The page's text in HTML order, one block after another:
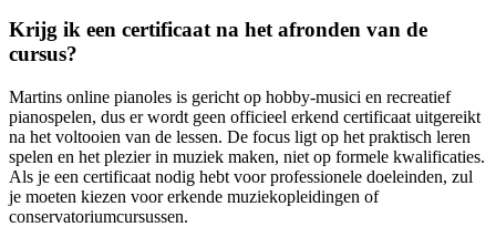
Krijg ik een certificaat na het afronden van de
cursus?
Martins online pianoles is gericht op hobby-musici en recreatief
pianospelen, dus er wordt geen officieel erkend certificaat uitgereikt
na het voltooien van de lessen. De focus ligt op het praktisch leren
spelen en het plezier in muziek maken, niet op formele kwalificaties.
Als je een certificaat nodig hebt voor professionele doeleinden, zul
je moeten kiezen voor erkende muziekopleidingen of
conservatoriumcursussen.